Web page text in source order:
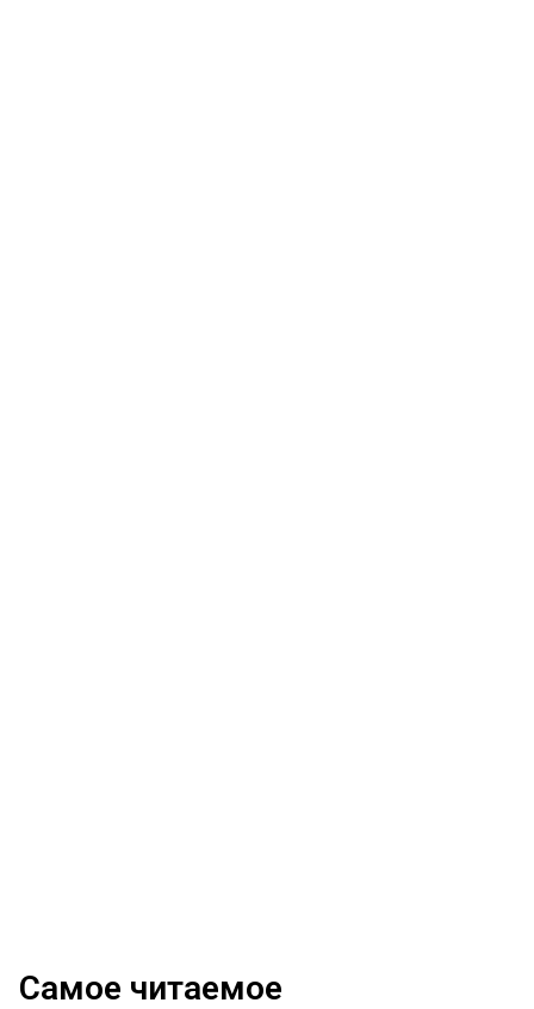
Самое читаемое